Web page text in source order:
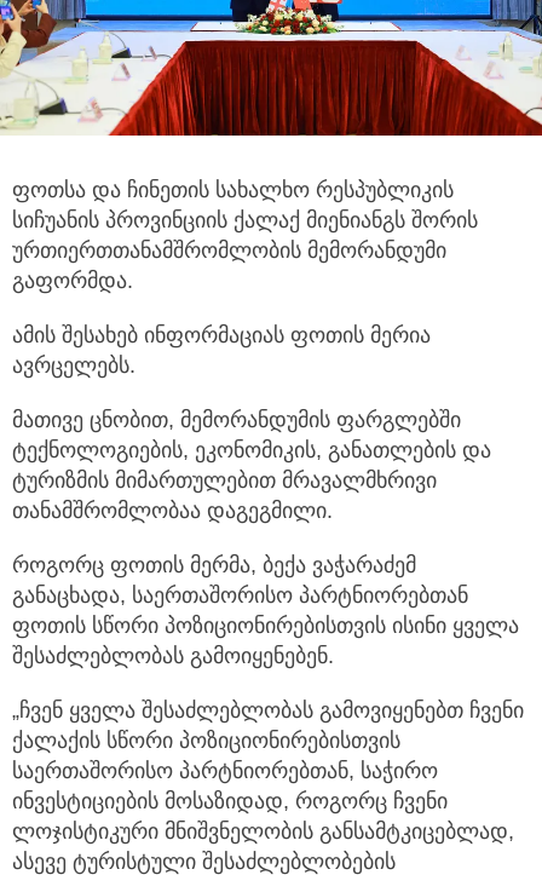
ფოთსა და ჩინეთის სახალხო რესპუბლიკის
სიჩუანის პროვინციის ქალაქ მიენიანგს შორის
ურთიერთთანამშრომლობის მემორანდუმი
გაფორმდა.
ამის შესახებ ინფორმაციას ფოთის მერია
ავრცელებს.
მათივე ცნობით, მემორანდუმის ფარგლებში
ტექნოლოგიების, ეკონომიკის, განათლების და
ტურიზმის მიმართულებით მრავალმხრივი
თანამშრომლობაა დაგეგმილი.
როგორც ფოთის მერმა, ბექა ვაჭარაძემ
განაცხადა, საერთაშორისო პარტნიორებთან
ფოთის სწორი პოზიციონირებისთვის ისინი ყველა
შესაძლებლობას გამოიყენებენ.
„ჩვენ ყველა შესაძლებლობას გამოვიყენებთ ჩვენი
ქალაქის სწორი პოზიციონირებისთვის
საერთაშორისო პარტნიორებთან, საჭირო
ინვესტიციების მოსაზიდად, როგორც ჩვენი
ლოჯისტიკური მნიშვნელობის განსამტკიცებლად,
ასევე ტურისტული შესაძლებლობების